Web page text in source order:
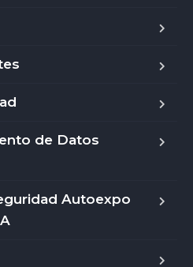
de Datos
Autoexpo